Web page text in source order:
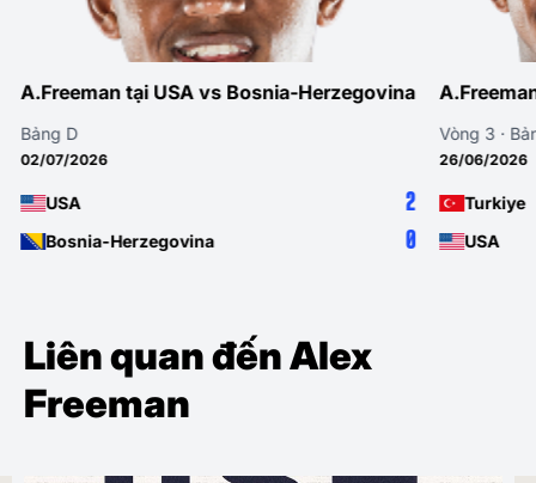
2
0
A.Freeman tại Turkiye vs USA
26/06/2026
USA
A.Freeman tại
Vòng 2 · Bảng D
19/06/2026
USA
Australia
Liên quan đến Alex
Freeman